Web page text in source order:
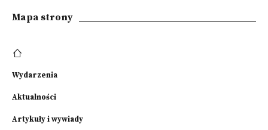
Mapa strony
Wydarzenia
Aktualności
Artykuły i wywiady